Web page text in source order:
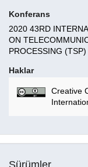
Konferans
2020 43RD
ON
PROCESSING (TSP)
Haklar
Creative
Sürümler